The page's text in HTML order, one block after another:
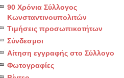
90 Χρόνια Σύλλογος
Κωνσταντινουπολιτών
Τιμήσεις προσωπικοτήτων
Σύνδεσμοι
Αίτηση εγγραφής στο Σύλλογο
Φωτογραφίες